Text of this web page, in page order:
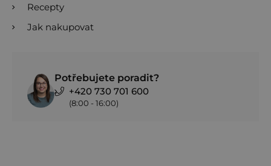
Recepty
Jak nakupovat
Potřebujete poradit?
+420 730 701 600
(8:00 - 16:00)